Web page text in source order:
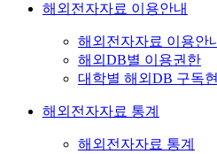
해외전자자료 이용안내
해외전자자료 이용안
해외DB별 이용권한
대학별 해외DB 구독
해외전자자료 통계
해외전자자료 통계